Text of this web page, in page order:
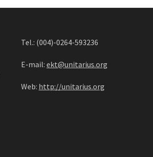
Tel.: (004)-0264-593236
E-mail: ekt@unitarius.org
Web: http://unitarius.org